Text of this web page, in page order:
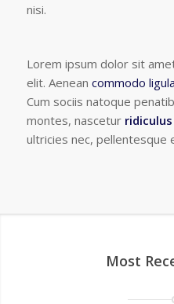
nisi.
Lorem ipsum dolor sit
elit. Aenean commodo
Cum sociis natoque
montes, nascetur ridiculus
ultricies nec, pellentesque
Most